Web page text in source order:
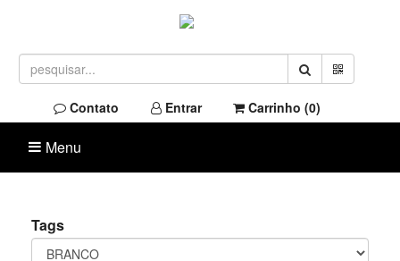
Contato Entrar Carrinho (0)
Menu
Tags